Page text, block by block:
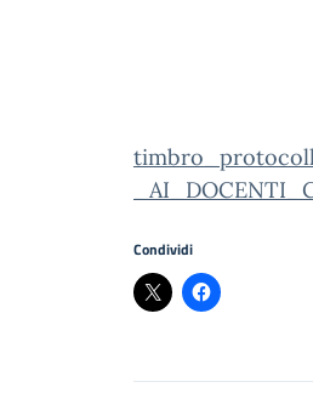
Condividi